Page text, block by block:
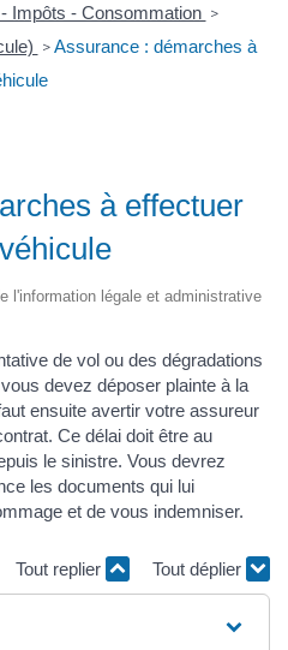
Impôts - Consommation >
> Assurance : démarches à
à effectuer
l'information légale et administrative
de vol ou des dégradations
devez déposer plainte à la
ensuite avertir votre assureur
Ce délai doit être au
le sinistre. Vous devrez
les documents qui lui
et de vous indemniser.
Tout replier Tout déplier